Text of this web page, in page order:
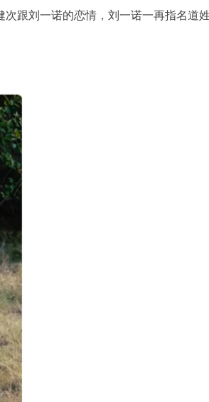
跟刘一诺的恋情，刘一诺一再指名道